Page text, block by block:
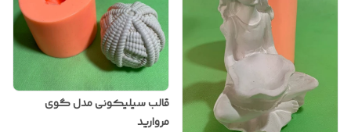
قالب سیلیکونی مدل گوی
مروارید